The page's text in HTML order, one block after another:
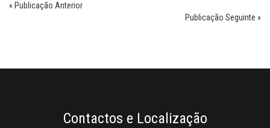
« Publicação Anterior
Publicação Seguinte »
Contactos e Localização